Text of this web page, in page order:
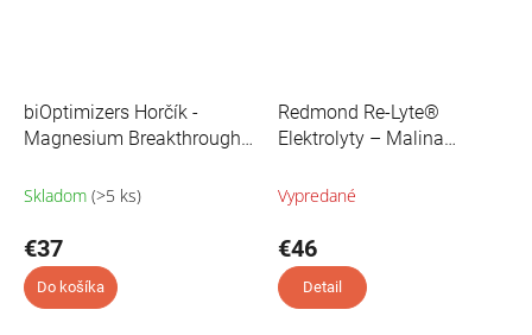
biOptimizers Horčík -
Magnesium Breakthrough -
Skladom (>5 ks)
€37
Do košíka
Redmond Re-Lyte®
Elektrolyty – Malina
Vypredané
€46
Detail